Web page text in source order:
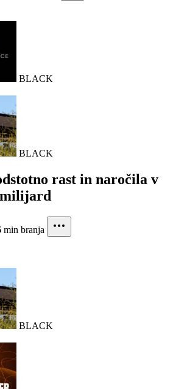
BLACK
BLACK
rast in naročila v
milijard
min branja
BLACK